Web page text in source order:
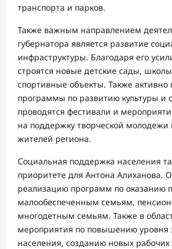
транспорта и парков.
Также важным направлением
губернатора является развитие
инфраструктуры. Благодаря его
строятся новые детские сады,
спортивные объекты. Также
программы по развитию культуры и
проводятся фестивали и
на поддержку творческой молодежи
жителей региона.
Социальная поддержка населения
приоритете для Антона Алиханова.
реализацию программ по оказанию
малообеспеченным семьям,
многодетным семьям. Также в
мероприятия по повышению уровня
населения, созданию новых рабочих